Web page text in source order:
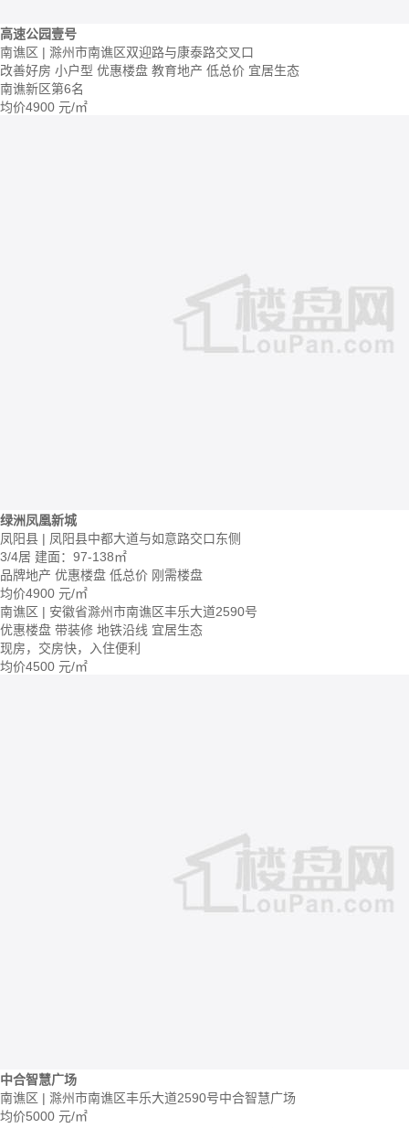
高速公园壹号
南谯区 | 滁州市南谯区双迎路与康泰路交叉口
改善好房 小户型 优惠楼盘 教育地产 低总价 宜居生态
南谯新区第6名
均价4900 元/㎡
绿洲凤凰新城
凤阳县 | 凤阳县中都大道与如意路交口东侧
3/4居 建面：97-138㎡
品牌地产 优惠楼盘 低总价 刚需楼盘
均价4900 元/㎡
南谯区 | 安徽省滁州市南谯区丰乐大道2590号
优惠楼盘 带装修 地铁沿线 宜居生态
现房，交房快，入住便利
均价4500 元/㎡
中合智慧广场
南谯区 | 滁州市南谯区丰乐大道2590号中合智慧广场
均价5000 元/㎡